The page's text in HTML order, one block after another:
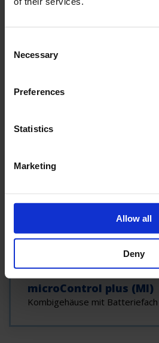
Selection
Necessary
Preferences
Statistics
Marketing
Allow all
Deny
Vorkonfiguriertes
microControl plus (MI)
Kombigehäuse mit Batteriefach